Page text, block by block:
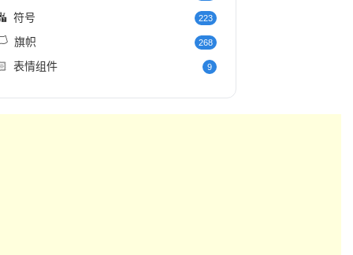
符号 223
旗帜 268
表情组件 9